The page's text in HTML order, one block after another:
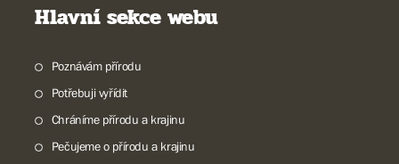
Hlavní sekce webu
Poznávám přírodu
Potřebuji vyřídit
Chráníme přírodu a krajinu
Pečujeme o přírodu a krajinu